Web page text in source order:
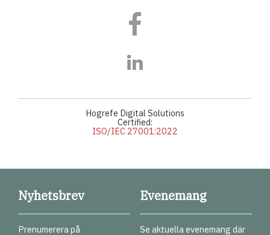
Hogrefe Digital Solutions
Certified:
ISO/IEC 27001:2022
Nyhetsbrev
Prenumerera på
Evenemang
Se aktuella evenemang där